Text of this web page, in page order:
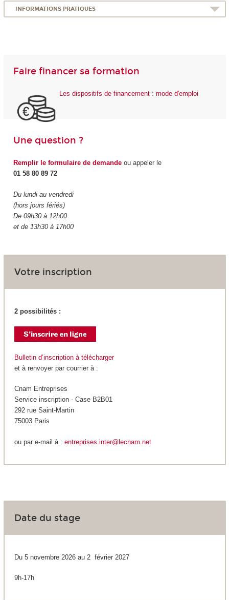
INFORMATIONS PRATIQUES
Faire financer sa formation
Les dispositifs de financement : mode d'emploi
Une question ?
Remplir le formulaire de demandeou appeler le
01 58 80 89 72
Du lundi au vendredi
(hors jours fériés)
De 09h30 à 12h00
et de 13h30 à 17h00
Votre inscription
2 possibilités :
Bulletin d’inscription à télécharger
et à renvoyer par courrier à :
Cnam Entreprises
Service inscription - Case B2B01
292 rue Saint-Martin
75003 Paris
ou par e-mail à : entreprises.inter@lecnam.net
Date du stage
Du 5 novembre 2026 au 2 février 2027
9h-17h